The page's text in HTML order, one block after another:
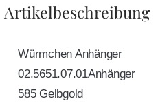
Artikelbeschreibung
Würmchen Anhänger
02.5651.07.01Anhänger
585 Gelbgold